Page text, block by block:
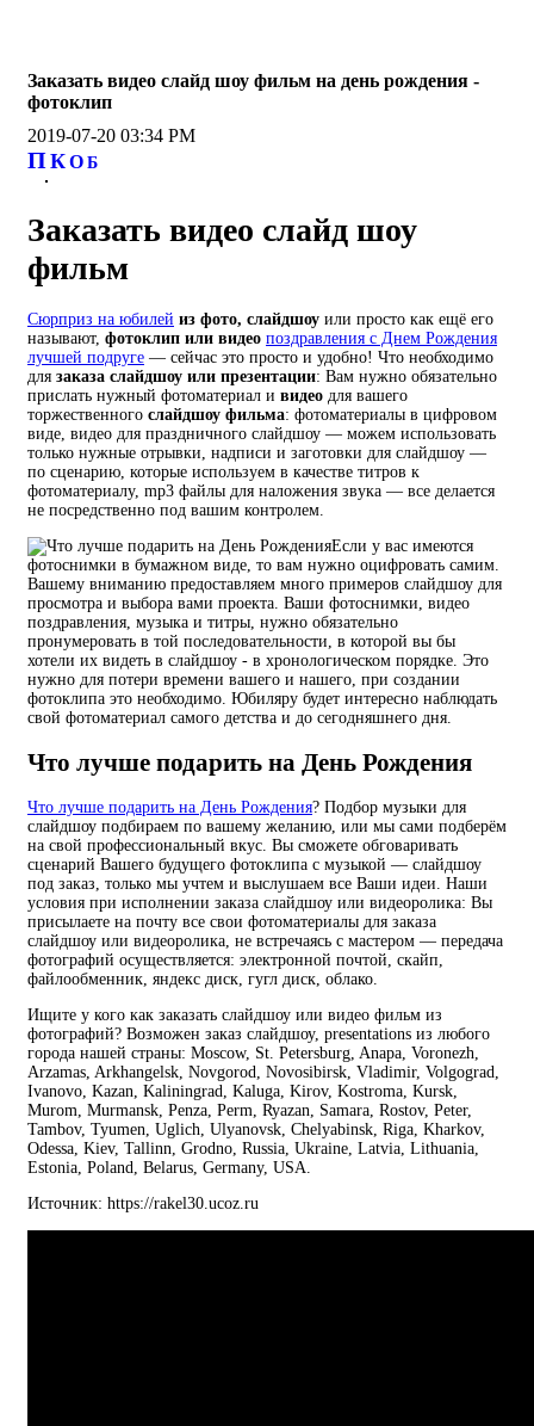
Заказать видео слайд шоу фильм на день рождения -
фотоклип
2019-07-20 03:34 PM
ПКО Б
Заказать видео слайд шоу
фильм
Сюрприз на юбилей из фото, слайдшоу или просто как ещё его
называют, фотоклип или видео поздравления с Днем Рождения
лучшей подруге — сейчас это просто и удобно! Что необходимо
для заказа слайдшоу или презентации: Вам нужно обязательно
прислать нужный фотоматериал и видео для вашего
торжественного слайдшоу фильма: фотоматериалы в цифровом
виде, видео для праздничного слайдшоу — можем использовать
только нужные отрывки, надписи и заготовки для слайдшоу —
по сценарию, которые используем в качестве титров к
фотоматериалу, mp3 файлы для наложения звука — все делается
не посредственно под вашим контролем.
Если у вас имеются
фотоснимки в бумажном виде, то вам нужно оцифровать самим.
Вашему вниманию предоставляем много примеров слайдшоу для
просмотра и выбора вами проекта. Ваши фотоснимки, видео
поздравления, музыка и титры, нужно обязательно
пронумеровать в той последовательности, в которой вы бы
хотели их видеть в слайдшоу - в хронологическом порядке. Это
нужно для потери времени вашего и нашего, при создании
фотоклипа это необходимо. Юбиляру будет интересно наблюдать
свой фотоматериал самого детства и до сегодняшнего дня.
Что лучше подарить на День Рождения
Что лучше подарить на День Рождения? Подбор музыки для
слайдшоу подбираем по вашему желанию, или мы сами подберём
на свой профессиональный вкус. Вы сможете обговаривать
сценарий Вашего будущего фотоклипа с музыкой — слайдшоу
под заказ, только мы учтем и выслушаем все Ваши идеи. Наши
условия при исполнении заказа слайдшоу или видеоролика: Вы
присылаете на почту все свои фотоматериалы для заказа
слайдшоу или видеоролика, не встречаясь с мастером — передача
фотографий осуществляется: электронной почтой, скайп,
файлообменник, яндекс диск, гугл диск, облако.
Ищите у кого как заказать слайдшоу или видео фильм из
фотографий? Возможен заказ слайдшоу, presentations из любого
города нашей страны: Moscow, St. Petersburg, Anapa, Voronezh,
Arzamas, Arkhangelsk, Novgorod, Novosibirsk, Vladimir, Volgograd,
Ivanovo, Kazan, Kaliningrad, Kaluga, Kirov, Kostroma, Kursk,
Murom, Murmansk, Penza, Perm, Ryazan, Samara, Rostov, Peter,
Tambov, Tyumen, Uglich, Ulyanovsk, Chelyabinsk, Riga, Kharkov,
Odessa, Kiev, Tallinn, Grodno, Russia, Ukraine, Latvia, Lithuania,
Estonia, Poland, Belarus, Germany, USA.
Источник: https://rakel30.ucoz.ru